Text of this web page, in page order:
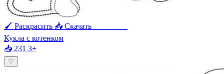
🖌 Раскрасить 📥 Скачать
Кукла с котенком
📥 231 3+
♡